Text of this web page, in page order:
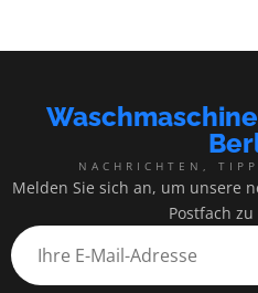
NACHRICHTEN,
Melden Sie sich an, um unsere
Postfach